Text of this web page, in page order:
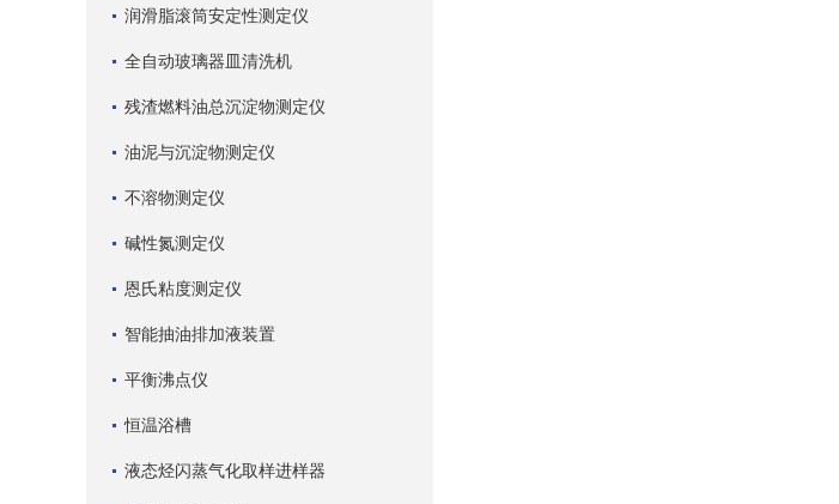
润滑脂滚筒安定性测定仪
全自动玻璃器皿清洗机
残渣燃料油总沉淀物测定仪
油泥与沉淀物测定仪
不溶物测定仪
碱性氮测定仪
恩氏粘度测定仪
智能抽油排加液装置
平衡沸点仪
恒温浴槽
液态烃闪蒸气化取样进样器